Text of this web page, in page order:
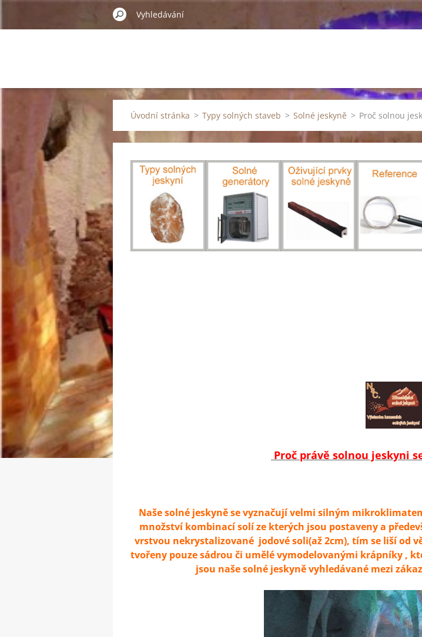
Úvodní stránka > Typy solných staveb > Solné jeskyně > Proč solnou
Proč právě solnou jeskyni
Naše solné jeskyně se vyznačují velmi silným
množství kombinací solí ze kterých jsou postaveny a
vrstvou nekrystalizované jodové soli(až 2cm), tím se liší od
tvořeny pouze sádrou či umělé vymodelovanými krápníky ,
jsou naše solné jeskyně vyhledávané mezi